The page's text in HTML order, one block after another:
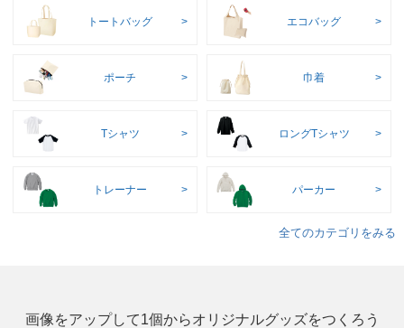
トートバッグ エコバッグ
ポーチ 巾着
Tシャツ ロングTシャツ
トレーナー パーカー
全てのカテゴリをみる
画像をアップして1個からオリジナルグッズをつくろう